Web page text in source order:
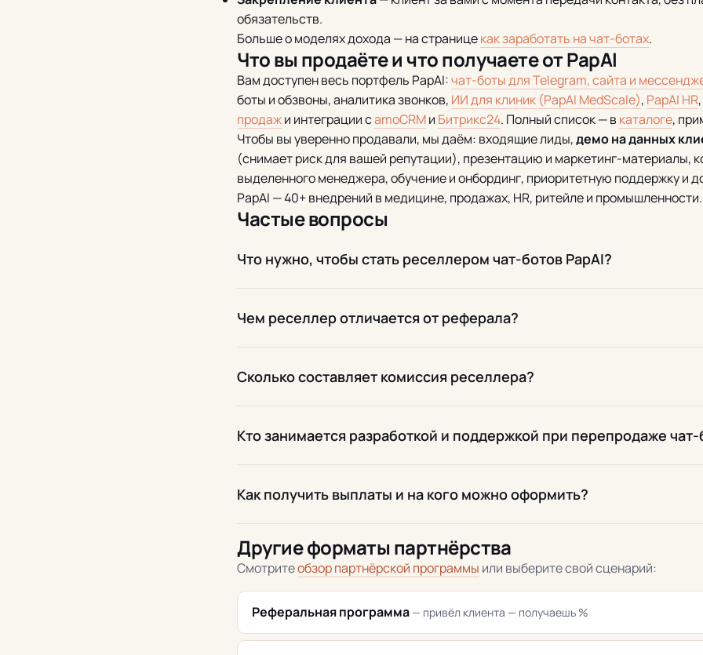
обязательств.
Больше о моделях дохода — на страницекак заработать на чат-ботах.
Что вы продаёте и что получаете от PapAI
Вам доступен весь портфель PapAI:чат-боты для Telegram, сайта и
боты и обзвоны, аналитика звонков, ИИ для клиник (PapAI MedScale), PapAI HR,
продажи интеграции сamoCRMи Битрикс24. Полный список — в каталоге,
Чтобы вы уверенно продавали, мы даём: входящие лиды,демо на данных
(снимает риск для вашей репутации), презентацию и маркетинг-материалы,
выделенного менеджера, обучение и онбординг, приоритетную поддержку и
PapAI — 40+ внедрений в медицине, продажах, HR, ритейле и промышленности.
Частые вопросы
Что нужно, чтобы стать реселлером чат-ботов PapAI?
Чем реселлер отличается от реферала?
Сколько составляет комиссия реселлера?
Кто занимается разработкой и поддержкой при перепродаже чат-
Как получить выплаты и на кого можно оформить?
Другие форматы партнёрства
Смотритеобзор партнёрской программы или выберите свой сценарий:
Реферальная программа — привёл клиента — получаешь %